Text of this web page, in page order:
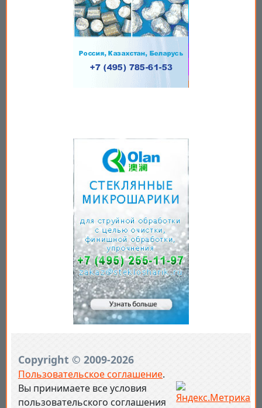
Copyright © 2009-2026
Пользовательское соглашение.
Вы принимаете все условия
пользовательского соглашения